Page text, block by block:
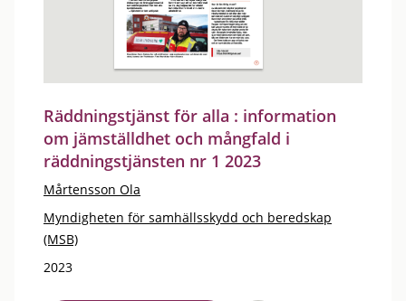
Räddningstjänst för alla : information
om jämställdhet och mångfald i
räddningstjänsten nr 1 2023
Mårtensson Ola
Myndigheten för samhällsskydd och beredskap
(MSB)
2023